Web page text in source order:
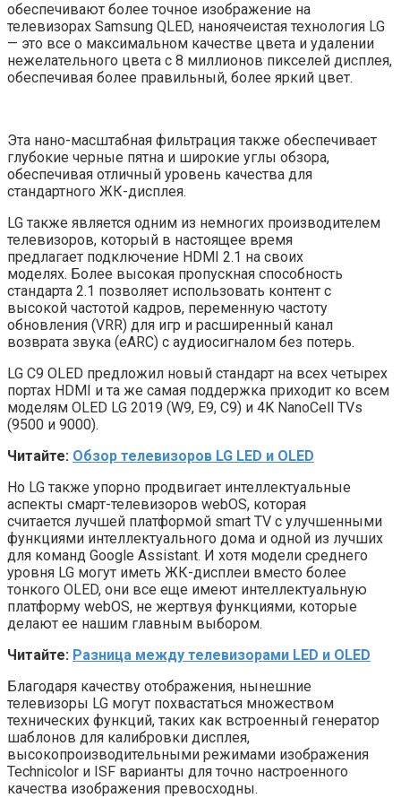
обеспечивают более точное изображение на
телевизорах Samsung QLED, наноячеистая технология LG
— это все о максимальном качестве цвета и удалении
нежелательного цвета с 8 миллионов пикселей дисплея,
обеспечивая более правильный, более яркий цвет.
Эта нано-масштабная фильтрация также обеспечивает
глубокие черные пятна и широкие углы обзора,
обеспечивая отличный уровень качества для
стандартного ЖК-дисплея.
LG также является одним из немногих производителем
телевизоров, который в настоящее время
предлагает подключение HDMI 2.1 на своих
моделях. Более высокая пропускная способность
стандарта 2.1 позволяет использовать контент с
высокой частотой кадров, переменную частоту
обновления (VRR) для игр и расширенный канал
возврата звука (eARC) с аудиосигналом без потерь.
LG C9 OLED предложил новый стандарт на всех четырех
портах HDMI и та же самая поддержка приходит ко всем
моделям OLED LG 2019 (W9, E9, C9) и 4K NanoCell TVs
(9500 и 9000).
Читайте: Обзор телевизоров LG LED и OLED
Но LG также упорно продвигает интеллектуальные
аспекты смарт-телевизоров webOS, которая
считается лучшей платформой smart TV с улучшенными
функциями интеллектуального дома и одной из лучших
для команд Google Assistant. И хотя модели среднего
уровня LG могут иметь ЖК-дисплеи вместо более
тонкого OLED, они все еще имеют интеллектуальную
платформу webOS, не жертвуя функциями, которые
делают ее нашим главным выбором.
Читайте: Разница между телевизорами LED и OLED
Благодаря качеству отображения, нынешние
телевизоры LG могут похвастаться множеством
технических функций, таких как встроенный генератор
шаблонов для калибровки дисплея,
высокопроизводительными режимами изображения
Technicolor и ISF варианты для точно настроенного
качества изображения превосходны.